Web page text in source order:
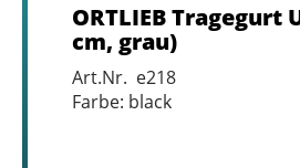
ORTLIEB Tragegurt
cm, grau)
Art.Nr. e218
Farbe: black